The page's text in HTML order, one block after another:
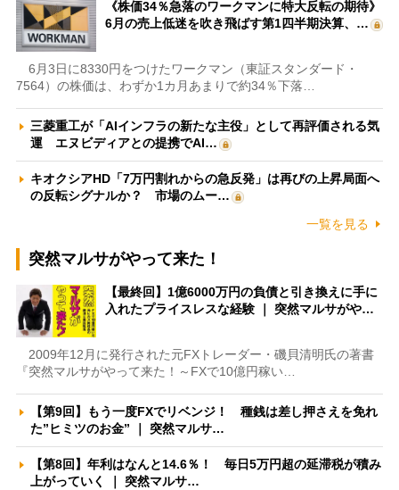
《株価34％急落のワークマンに特大反転の期待》
6月の売上低迷を吹き飛ばす第1四半期決算、…
6月3日に8330円をつけたワークマン（東証スタンダード・
7564）の株価は、わずか1カ月あまりで約34％下落…
三菱重工が「AIインフラの新たな主役」として再評価される気
運 エヌビディアとの提携でAI…
キオクシアHD「7万円割れからの急反発」は再びの上昇局面へ
の反転シグナルか？ 市場のムー…
一覧を見る
突然マルサがやって来た！
【最終回】1億6000万円の負債と引き換えに手に
入れたプライスレスな経験 ｜ 突然マルサがや…
2009年12月に発行された元FXトレーダー・磯貝清明氏の著書
『突然マルサがやって来た！～FXで10億円稼い…
【第9回】もう一度FXでリベンジ！ 種銭は差し押さえを免れ
た”ヒミツのお金” ｜ 突然マルサ…
【第8回】年利はなんと14.6％！ 毎日5万円超の延滞税が積み
上がっていく ｜ 突然マルサ…